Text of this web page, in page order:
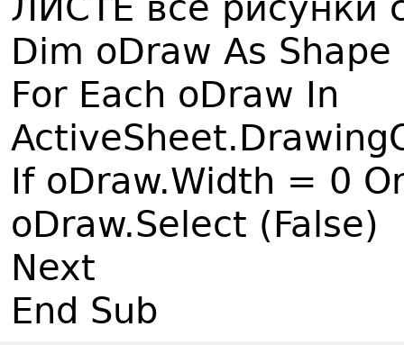
Dim oDraw As Shape
For Each oDraw In
If oDraw.Width = 0
oDraw.Select (False)
Next
End Sub